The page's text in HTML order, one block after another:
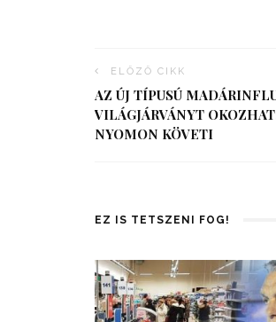
ELŐZŐ CIKK
AZ ÚJ TÍPUSÚ
VILÁGJÁRVÁNYT
NYOMON KÖVETI
EZ IS TETSZENI FOG!